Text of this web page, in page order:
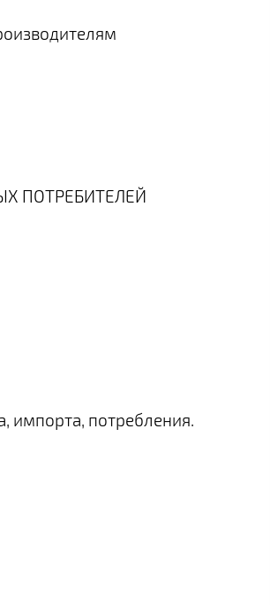
ПОТРЕБИТЕЛЕЙ
импорта, потребления.